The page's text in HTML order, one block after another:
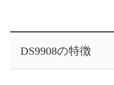
DS9908の特徴